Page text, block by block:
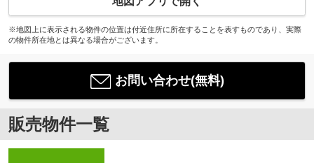
※地図上に表示される物件の位置は付近住所に所在することを表すものであり、実際
の物件所在地とは異なる場合がございます。
お問い合わせ(無料)
販売物件一覧